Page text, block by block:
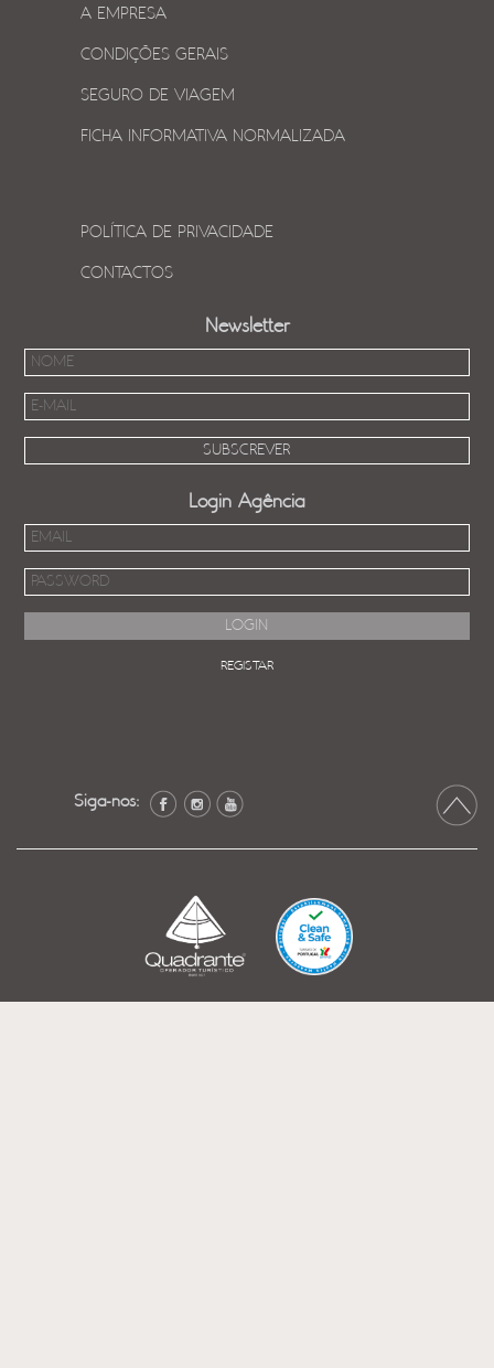
A EMPRESA
CONDIÇÕES GERAIS
SEGURO DE VIAGEM
FICHA INFORMATIVA NORMALIZADA
POLÍTICA DE PRIVACIDADE
CONTACTOS
Newsletter
Login Agência
REGISTAR
Siga-nos: